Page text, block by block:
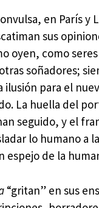
en París y
sus
oyen, como
soñadores;
ilusión para el
La huella del
seguido, y el
lo humano a
espejo de la
“gritan” en sus